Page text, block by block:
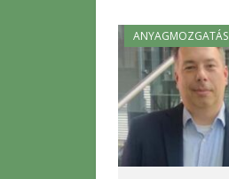
ANYAGMOZGATÁS